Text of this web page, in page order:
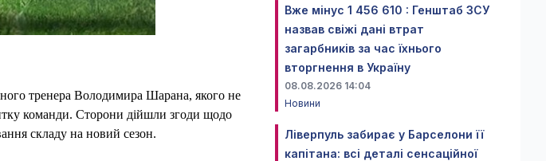
тренера Володимира Шарана, якого не
команди. Сторони дійшли згоди щодо
складу на новий сезон.
Вже мінус 1 456 610 : Генштаб ЗСУ
назвав свіжі дані втрат
загарбників за час їхнього
вторгнення в Україну
08.08.2026 14:04
Новини
Ліверпуль забирає у Барселони її
капітана: всі деталі сенсаційної